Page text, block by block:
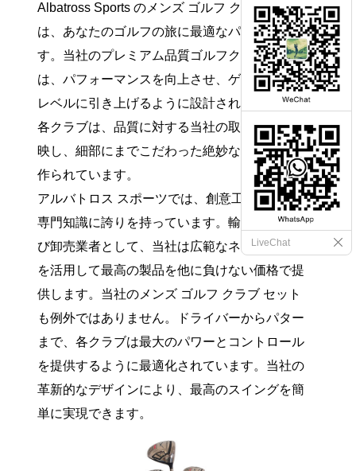
Albatross Sports のメンズ ゴルフ クラブ セット
は、あなたのゴルフの旅に最適なパートナーで
す。当社のプレミアム品質ゴルフクラブセット
は、パフォーマンスを向上させ、ゲームを次の
レベルに引き上げるように設計されています。
各クラブは、品質に対する当社の取り組みを反
映し、細部にまでこだわった絶妙な仕上がりで
作られています。
アルバトロス スポーツでは、創意工夫と貿易の
専門知識に誇りを持っています。輸出業者およ
び卸売業者として、当社は広範なネットワーク
を活用して最高の製品を他に負けない価格で提
供します。当社のメンズ ゴルフ クラブ セット
も例外ではありません。ドライバーからパター
まで、各クラブは最大のパワーとコントロール
を提供するように最適化されています。当社の
革新的なデザインにより、最高のスイングを簡
単に実現できます。
LiveChat